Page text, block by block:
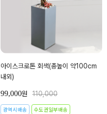
아이스크로톤 회색(총높이 약100cm
내외)
99,000원 110,000
광역시배송 수도권일부배송